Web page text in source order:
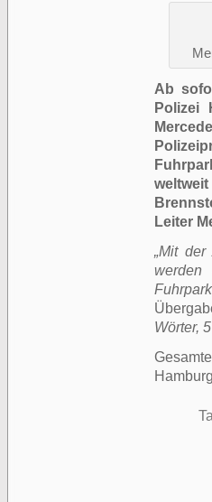
Ab
Polizei
Leiter
„Mit der
werden
Wörter,